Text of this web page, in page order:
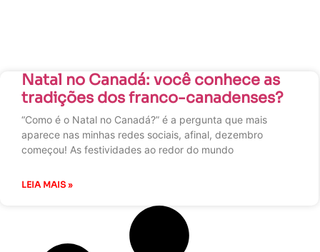
Natal no Canadá: você conhece as
tradições dos franco-canadenses?
“Como é o Natal no Canadá?” é a pergunta que mais
aparece nas minhas redes sociais, afinal, dezembro
começou! As festividades ao redor do mundo
LEIA MAIS »